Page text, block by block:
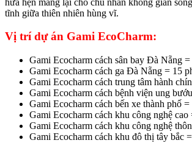
tĩnh giữa thiên nhiên hùng vĩ.
Vị trí dự án Gami EcoCharm:
Gami Ecocharm cách sân bay Đà Nẵng
Gami Ecocharm cách ga Đà Nẵng = 15
Gami Ecocharm cách trung tâm hành
Gami Ecocharm cách bệnh viện ung
Gami Ecocharm cách bến xe thành phố =
Gami Ecocharm cách khu công nghệ cao
Gami Ecocharm cách khu công nghệ
Gami Ecocharm cách khu đô thị tây bắc